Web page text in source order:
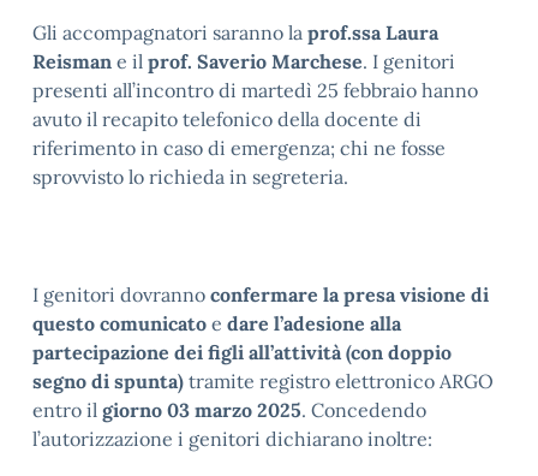
Gli accompagnatori saranno la prof.ssa Laura
Reisman e il prof. Saverio Marchese. I genitori
presenti all’incontro di martedì 25 febbraio hanno
avuto il recapito telefonico della docente di
riferimento in caso di emergenza; chi ne fosse
sprovvisto lo richieda in segreteria.
I genitori dovranno confermare la presa visione di
questo comunicato e dare l’adesione alla
partecipazione dei figli all’attività (con doppio
segno di spunta) tramite registro elettronico ARGO
entro il giorno 03 marzo 2025. Concedendo
l’autorizzazione i genitori dichiarano inoltre: